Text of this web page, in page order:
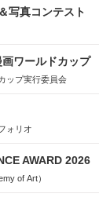
写真コンテスト
ワールドカップ
ップ実行委員会
ォリオ
AWARD 2026
of Art）